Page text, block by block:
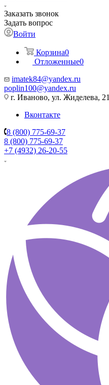
Заказать звонок
Задать вопрос
Войти
Корзина0
Отложенные0
imatek84@yandex.ru
poplin100@yandex.ru
г. Иваново, ул. Жиделева, 21
Вконтакте
8 (800) 775-69-37
8 (800) 775-69-37
+7 (4932) 26-20-55